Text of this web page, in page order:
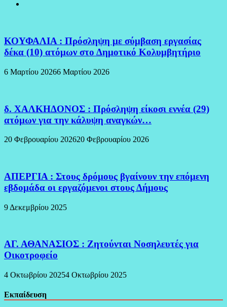
ΚΟΥΦΑΛΙΑ : Πρόσληψη με σύμβαση εργασίας
δέκα (10) ατόμων στο Δημοτικό Κολυμβητήριο
6 Μαρτίου 20266 Μαρτίου 2026
δ. ΧΑΛΚΗΔΟΝΟΣ : Πρόσληψη είκοσι εννέα (29)
ατόμων για την κάλυψη αναγκών…
20 Φεβρουαρίου 202620 Φεβρουαρίου 2026
ΑΠΕΡΓΙΑ : Στους δρόμους βγαίνουν την επόμενη
εβδομάδα οι εργαζόμενοι στους Δήμους
9 Δεκεμβρίου 2025
ΑΓ. ΑΘΑΝΑΣΙΟΣ : Ζητούνται Νοσηλευτές για
Οικοτροφείο
4 Οκτωβρίου 20254 Οκτωβρίου 2025
Εκπαίδευση